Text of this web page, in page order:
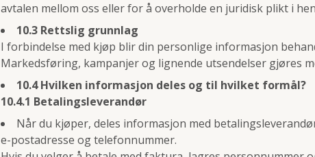
avtalen mellom oss eller for å overholde en juridisk plikt i
10.3 Rettslig grunnlag
I forbindelse med kjøp blir din personlige informasjon
Markedsføring, kampanjer og lignende utsendelser gjøres
10.4 Hvilken informasjon deles og til hvilket formål?
10.4.1 Betalingsleverandør
Når du kjøper, deles informasjon med
e-postadresse og telefonnummer.